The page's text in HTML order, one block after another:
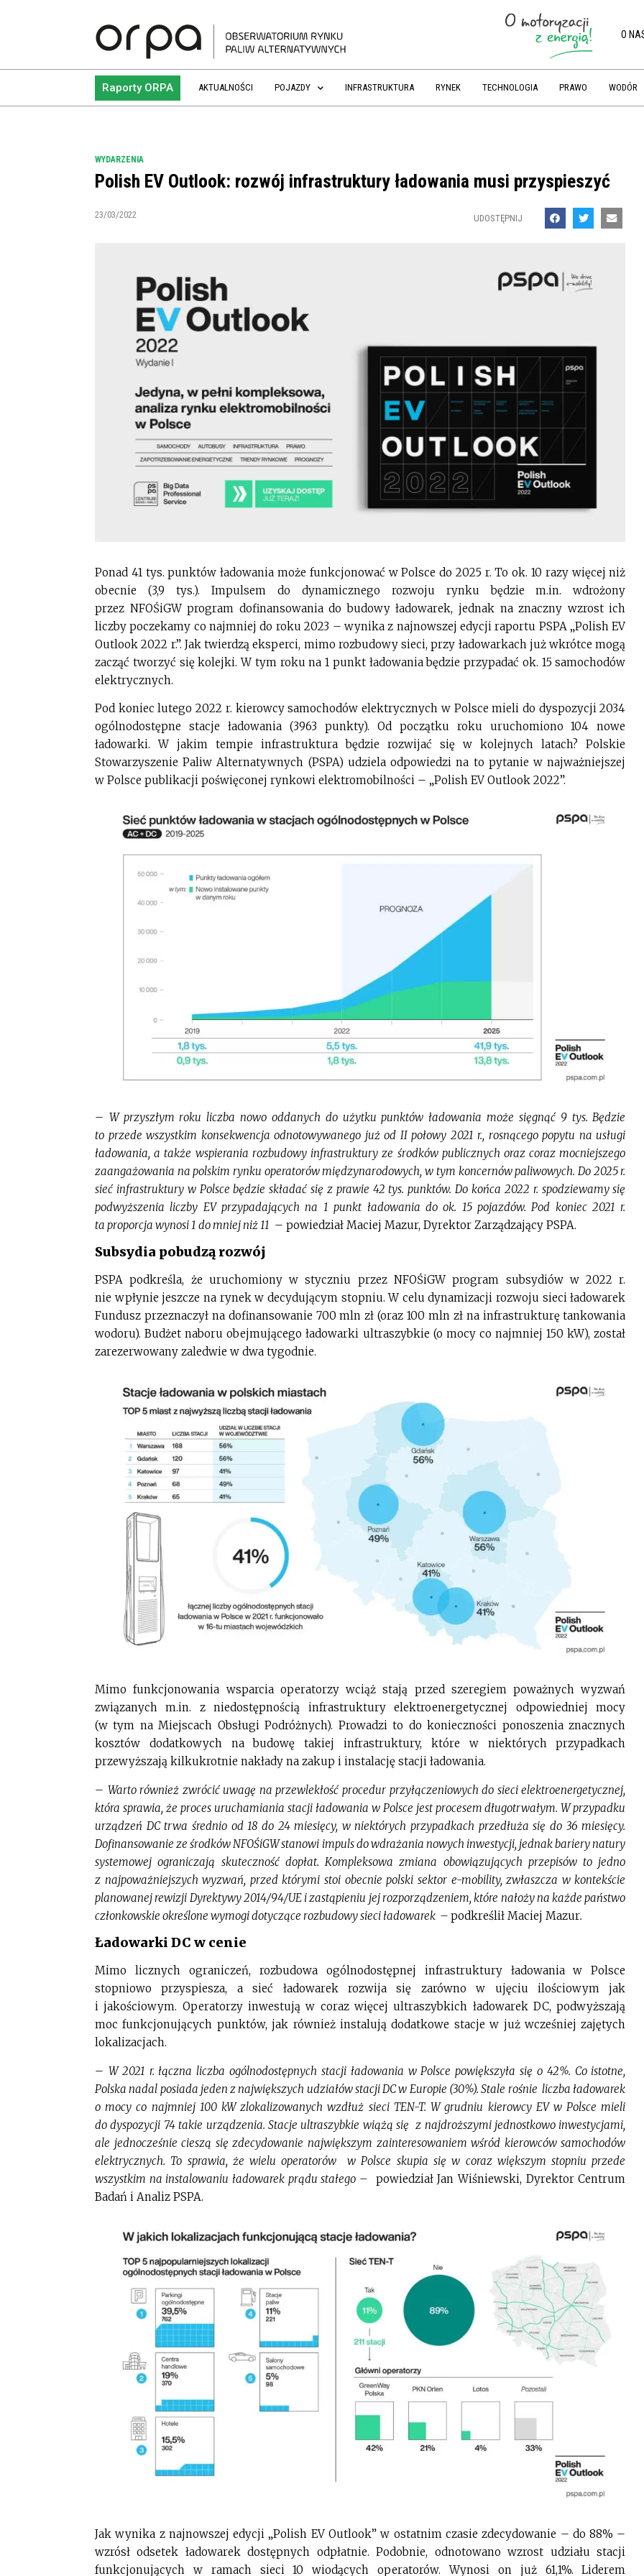
O
Raporty ORPA AKTUALNOŚCI POJAZDY INFRASTRUKTURA RYNEK TECHNOLOGIA PRAWO WODÓR
WYDARZENIA
Polish EV Outlook: rozwój infrastruktury ładowania musi przyspieszyć
23/03/2022 UDOSTĘPNIJ
Ponad 41 tys. punktów ładowania może funkcjonować w Polsce do 2025 r. To ok. 10 razy więcej niż
obecnie (3,9 tys.). Impulsem do dynamicznego rozwoju rynku będzie m.in. wdrożony
przez NFOŚiGW program dofinansowania do budowy ładowarek, jednak na znaczny wzrost ich
liczby poczekamy co najmniej do roku 2023 – wynika z najnowszej edycji raportu PSPA „Polish EV
Outlook 2022 r.”. Jak twierdzą eksperci, mimo rozbudowy sieci, przy ładowarkach już wkrótce mogą
zacząć tworzyć się kolejki. W tym roku na 1 punkt ładowania będzie przypadać ok. 15 samochodów
elektrycznych.
Pod koniec lutego 2022 r. kierowcy samochodów elektrycznych w Polsce mieli do dyspozycji 2034
ogólnodostępne stacje ładowania (3963 punkty). Od początku roku uruchomiono 104 nowe
ładowarki. W jakim tempie infrastruktura będzie rozwijać się w kolejnych latach? Polskie
Stowarzyszenie Paliw Alternatywnych (PSPA) udziela odpowiedzi na to pytanie w najważniejszej
w Polsce publikacji poświęconej rynkowi elektromobilności – „Polish EV Outlook 2022”.
– W przyszłym roku liczba nowo oddanych do użytku punktów ładowania może sięgnąć 9 tys. Będzie
to przede wszystkim konsekwencja odnotowywanego już od II połowy 2021 r., rosnącego popytu na usługi
ładowania, a także wspierania rozbudowy infrastruktury ze środków publicznych oraz coraz mocniejszego
zaangażowania na polskim rynku operatorów międzynarodowych, w tym koncernów paliwowych. Do 2025 r.
sieć infrastruktury w Polsce będzie składać się z prawie 42 tys. punktów. Do końca 2022 r. spodziewamy się
podwyższenia liczby EV przypadających na 1 punkt ładowania do ok. 15 pojazdów. Pod koniec 2021 r.
ta proporcja wynosi 1 do mniej niż 11 – powiedział Maciej Mazur, Dyrektor Zarządzający PSPA.
Subsydia pobudzą rozwój
PSPA podkreśla, że uruchomiony w styczniu przez NFOŚiGW program subsydiów w 2022 r.
nie wpłynie jeszcze na rynek w decydującym stopniu. W celu dynamizacji rozwoju sieci ładowarek
Fundusz przeznaczył na dofinansowanie 700 mln zł (oraz 100 mln zł na infrastrukturę tankowania
wodoru). Budżet naboru obejmującego ładowarki ultraszybkie (o mocy co najmniej 150 kW), został
zarezerwowany zaledwie w dwa tygodnie.
Mimo funkcjonowania wsparcia operatorzy wciąż stają przed szeregiem poważnych wyzwań
związanych m.in. z niedostępnością infrastruktury elektroenergetycznej odpowiedniej mocy
(w tym na Miejscach Obsługi Podróżnych). Prowadzi to do konieczności ponoszenia znacznych
kosztów dodatkowych na budowę takiej infrastruktury, które w niektórych przypadkach
przewyższają kilkukrotnie nakłady na zakup i instalację stacji ładowania.
– Warto również zwrócić uwagę na przewlekłość procedur przyłączeniowych do sieci elektroenergetycznej,
która sprawia, że proces uruchamiania stacji ładowania w Polsce jest procesem długotrwałym. W przypadku
urządzeń DC trwa średnio od 18 do 24 miesięcy, w niektórych przypadkach przedłuża się do 36 miesięcy.
Dofinansowanie ze środków NFOŚiGW stanowi impuls do wdrażania nowych inwestycji, jednak bariery natury
systemowej ograniczają skuteczność dopłat. Kompleksowa zmiana obowiązujących przepisów to jedno
z najpoważniejszych wyzwań, przed którymi stoi obecnie polski sektor e-mobility, zwłaszcza w kontekście
planowanej rewizji Dyrektywy 2014/94/UE i zastąpieniu jej rozporządzeniem, które nałoży na każde państwo
członkowskie określone wymogi dotyczące rozbudowy sieci ładowarek – podkreślił Maciej Mazur.
Ładowarki DC w cenie
Mimo licznych ograniczeń, rozbudowa ogólnodostępnej infrastruktury ładowania w Polsce
stopniowo przyspiesza, a sieć ładowarek rozwija się zarówno w ujęciu ilościowym jak
i jakościowym. Operatorzy inwestują w coraz więcej ultraszybkich ładowarek DC, podwyższają
moc funkcjonujących punktów, jak również instalują dodatkowe stacje w już wcześniej zajętych
lokalizacjach.
– W 2021 r. łączna liczba ogólnodostępnych stacji ładowania w Polsce powiększyła się o 42%. Co istotne,
Polska nadal posiada jeden z największych udziałów stacji DC w Europie (30%). Stale rośnie liczba ładowarek
o mocy co najmniej 100 kW zlokalizowanych wzdłuż sieci TEN-T. W grudniu kierowcy EV w Polsce mieli
do dyspozycji 74 takie urządzenia. Stacje ultraszybkie wiążą się z najdroższymi jednostkowo inwestycjami,
ale jednocześnie cieszą się zdecydowanie największym zainteresowaniem wśród kierowców samochodów
elektrycznych. To sprawia, że wielu operatorów w Polsce skupia się w coraz większym stopniu przede
wszystkim na instalowaniu ładowarek prądu stałego –
powiedział Jan Wiśniewski, Dyrektor Centrum
Badań i Analiz PSPA.
Jak wynika z najnowszej edycji „Polish EV Outlook” w ostatnim czasie zdecydowanie – do 88% –
wzrósł odsetek ładowarek dostępnych odpłatnie. Podobnie, odnotowano wzrost udziału stacji
funkcjonujących w ramach sieci 10 wiodących operatorów. Wynosi on już 61,1%. Liderem